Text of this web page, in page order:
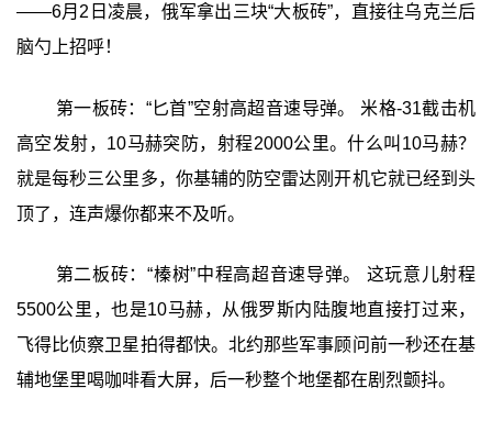
——6月2日凌晨，俄军拿出三块“大板砖”，直接往乌克兰后
脑勺上招呼！
第一板砖：“匕首”空射高超音速导弹。 米格-31截击机
高空发射，10马赫突防，射程2000公里。什么叫10马赫？
就是每秒三公里多，你基辅的防空雷达刚开机它就已经到头
顶了，连声爆你都来不及听。
第二板砖：“榛树”中程高超音速导弹。 这玩意儿射程
5500公里，也是10马赫，从俄罗斯内陆腹地直接打过来，
飞得比侦察卫星拍得都快。北约那些军事顾问前一秒还在基
辅地堡里喝咖啡看大屏，后一秒整个地堡都在剧烈颤抖。